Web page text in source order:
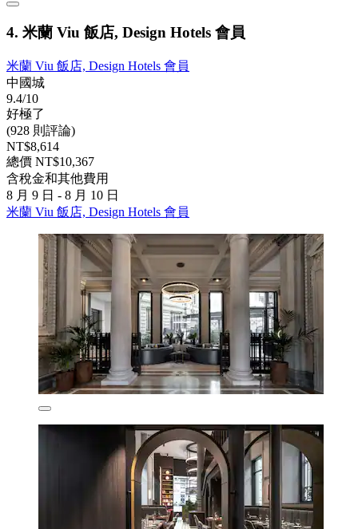
4. 米蘭 Viu 飯店, Design Hotels 會員
米蘭 Viu 飯店, Design Hotels 會員
中國城
9.4/10
好極了
(928 則評論)
NT$8,614
總價 NT$10,367
含稅金和其他費用
8 月 9 日 - 8 月 10 日
米蘭 Viu 飯店, Design Hotels 會員